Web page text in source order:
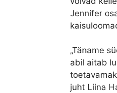
Jennifer
„Täname
abil aitab
juht Liina